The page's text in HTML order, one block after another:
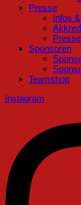
Presse
Infos
Sponsoren
Teamshop
Instagram